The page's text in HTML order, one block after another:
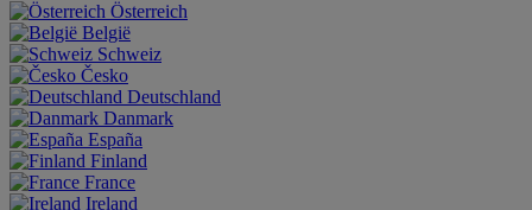
Österreich
België
Schweiz
Česko
Deutschland
Danmark
España
Finland
France
Ireland